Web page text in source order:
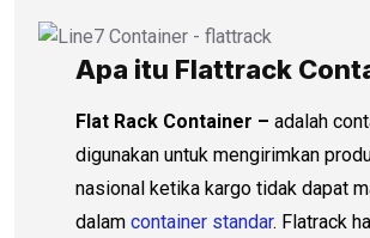
Apa itu Flattrack
Flat Rack Container – adalah
digunakan untuk mengirimkan
nasional ketika kargo tidak dapat
dalam container standar. Flatrack